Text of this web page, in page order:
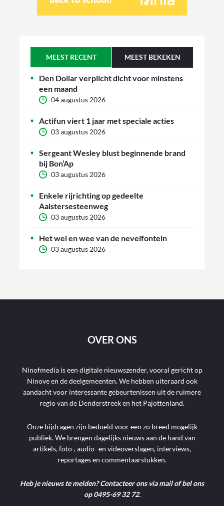
MEEST RECENT MEEST BEKEKEN
Den Dollar verplicht dicht voor minstens
een maand
04 augustus 2026
Actifun viert 1 jaar met speciale acties
03 augustus 2026
Sergeant Wesley blust beginnende brand
bij Bon’Ap
03 augustus 2026
Enkele rijrichting op gedeelte
Aalstersesteenweg
03 augustus 2026
Het wel en wee van de nevelfontein
03 augustus 2026
OVER ONS
Ninofmedia is een digitale nieuwszender, vooral gericht op
Ninove en de deelgemeenten. We hebben uiteraard ook
aandacht voor interessante gebeurtenissen uit de ruimere
regio van de Denderstreek en het Pajottenland.
Onze bijdragen zijn bedoeld voor een zo breed mogelijk
publiek. We brengen dagelijks nieuws aan de hand van
artikels, foto-, audio- en videoverslagen, interviews,
reportages en commentaarstukken.
Heb je nieuws te melden? Contacteer ons via mail of bel ons
op 0495-69 32 72.